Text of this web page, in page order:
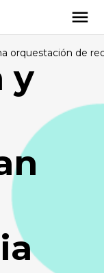
y
orquestación de